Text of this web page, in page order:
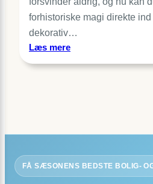
forhistoriske magi direkte
dekorativ…
Læs mere:
FÅ SÆSONENS BEDSTE BOLIG-